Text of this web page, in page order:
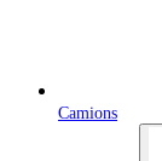
Camions